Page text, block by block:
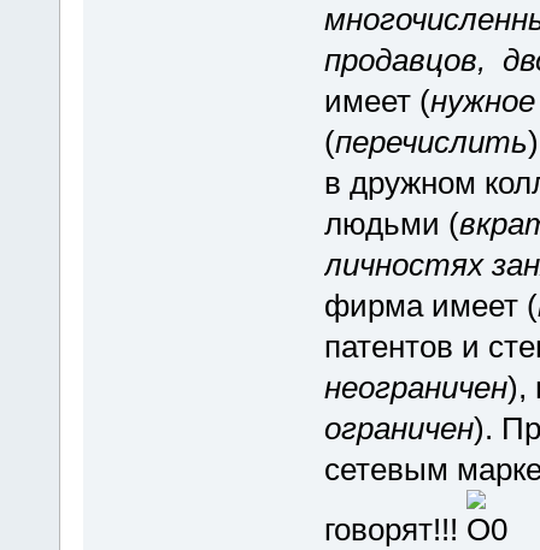
продавцов,
имеет (
(перечислить
в дружном
людьми (
личностях
фирма имеет (
патентов и
неограничен),
ограничен).
сетевым
говорят!!!